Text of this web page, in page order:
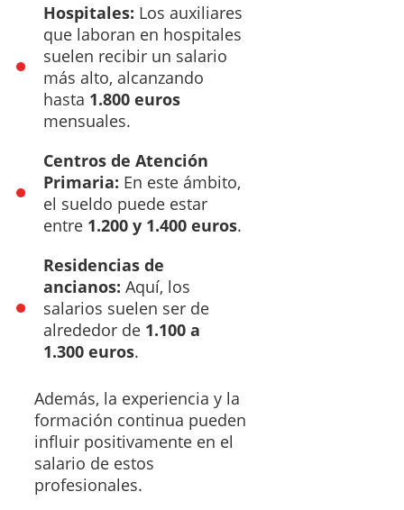
Hospitales: Los auxiliares
que laboran en hospitales
suelen recibir un salario
más alto, alcanzando
hasta 1.800 euros
mensuales.
Centros de Atención
Primaria: En este ámbito,
el sueldo puede estar
entre 1.200 y 1.400 euros.
Residencias de
ancianos: Aquí, los
salarios suelen ser de
alrededor de 1.100 a
1.300 euros.
Además, la experiencia y la
formación continua pueden
influir positivamente en el
salario de estos
profesionales.